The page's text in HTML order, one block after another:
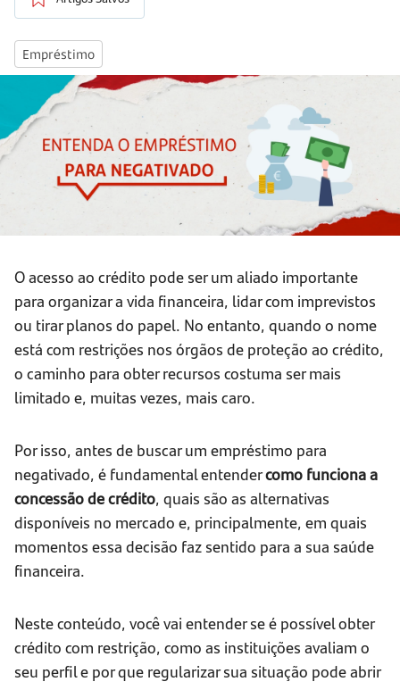
Empréstimo
O acesso ao crédito pode ser um aliado importante
para organizar a vida financeira, lidar com imprevistos
ou tirar planos do papel. No entanto, quando o nome
está com restrições nos órgãos de proteção ao crédito,
o caminho para obter recursos costuma ser mais
limitado e, muitas vezes, mais caro.
Por isso, antes de buscar um empréstimo para
negativado, é fundamental entendercomo funciona a
concessão de crédito, quais são as alternativas
disponíveis no mercado e, principalmente, em quais
momentos essa decisão faz sentido para a sua saúde
financeira.
Neste conteúdo, você vai entender se é possível obter
crédito com restrição, como as instituições avaliam o
seu perfil e por que regularizar sua situação pode abrir